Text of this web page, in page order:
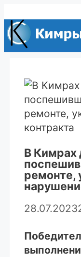
к
содержимому
В Кимрах
ремонте,
28.07.2023